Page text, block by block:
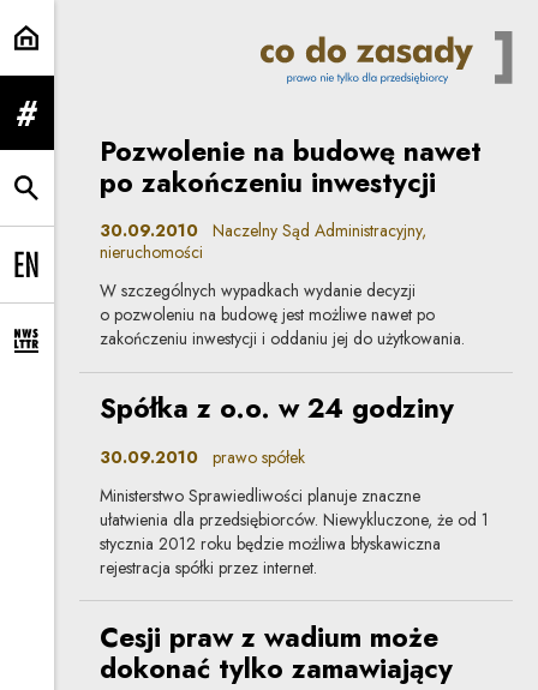
Artykuły | Co do zasady
rozwiń menu
rozwiń wyszukiwarkę
Change language to EN
rozwiń formularz zapisu na newsletter
Pozwolenie na budowę nawet
po zakończeniu inwestycji
30.09.2010 Naczelny Sąd Administracyjny,
nieruchomości
W szczególnych wypadkach wydanie decyzji
o pozwoleniu na budowę jest możliwe nawet po
zakończeniu inwestycji i oddaniu jej do użytkowania.
Spółka z o.o. w 24 godziny
30.09.2010 prawo spółek
Ministerstwo Sprawiedliwości planuje znaczne
ułatwienia dla przedsiębiorców. Niewykluczone, że od 1
stycznia 2012 roku będzie możliwa błyskawiczna
rejestracja spółki przez internet.
Cesji praw z wadium może
dokonać tylko zamawiający